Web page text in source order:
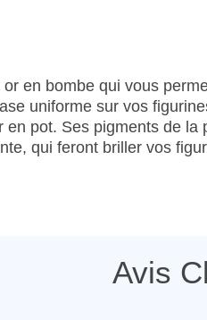
en bombe qui vous
uniforme sur vos
pot. Ses pigments de la
qui feront briller vos
Avis